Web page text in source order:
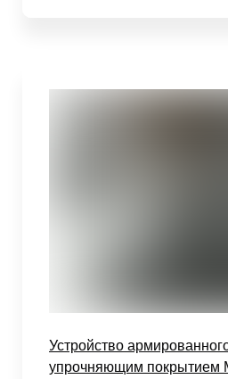
Устройство
упрочняющим покрытием